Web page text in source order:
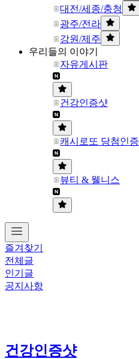
대전/세종/충청
광주/전라
강원/제주
우리들의 이야기
자유게시판
건강인증샷
캐시로또 당첨인증
뷰티 & 웰니스
즐겨찾기
전체글
인기글
공지사항
건강인증샷